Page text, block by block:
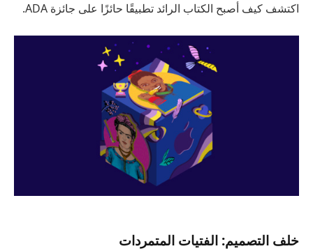
اكتشف كيف أصبح الكتاب الرائد تطبيقًا حائزًا على جائزة ADA.
خلف التصميم: الفتيات المتمردات